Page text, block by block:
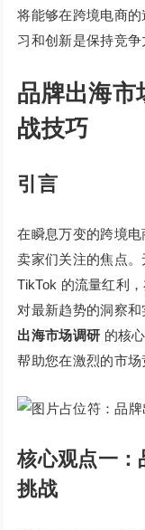
将能够在跨境电商
习和创新是保持竞争
品牌出海市
战技巧
引言
在瞬息万变的跨境电
卖家们关注的焦点
TikTok 的流量红利
对最新趋势的洞察
出海市场调研 的核
帮助您在激烈的市场
核心观点一：
挑战